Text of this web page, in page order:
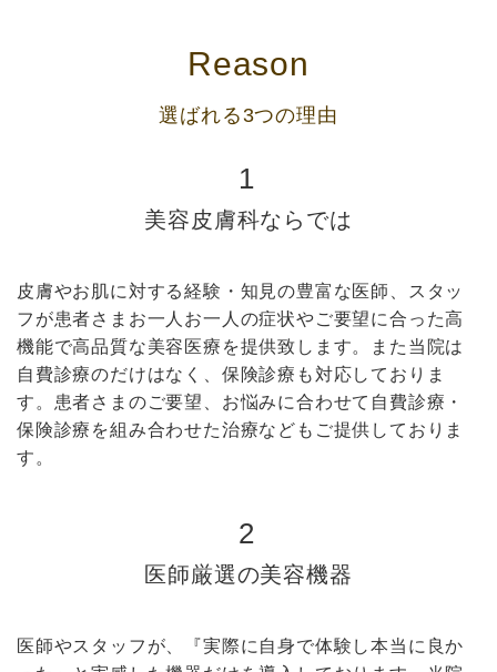
Reason
選ばれる3つの理由
1
美容皮膚科ならでは
皮膚やお肌に対する経験・知見の豊富な医師、スタッ
フが患者さまお一人お一人の症状やご要望に合った高
機能で高品質な美容医療を提供致します。また当院は
自費診療のだけはなく、保険診療も対応しておりま
す。患者さまのご要望、お悩みに合わせて自費診療・
保険診療を組み合わせた治療などもご提供しておりま
す。
2
医師厳選の美容機器
医師やスタッフが、『実際に自身で体験し本当に良か